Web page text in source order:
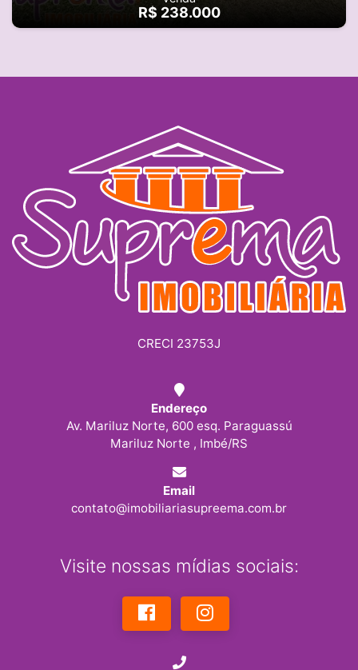
R$ 238.000
CRECI 23753J
Endereço
Av. Mariluz Norte, 600 esq. Paraguassú
Mariluz Norte , Imbé/RS
Email
contato@imobiliariasupreema.com.br
Visite nossas mídias sociais: